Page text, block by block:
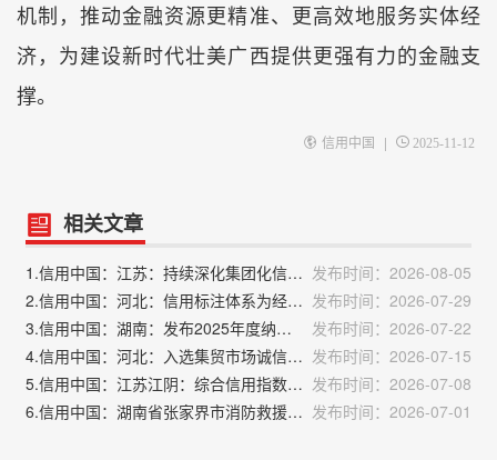
机制，推动金融资源更精准、更高效地服务实体经
济，为建设新时代壮美广西提供更强有力的金融支
撑。
信用中国 | 2025-11-12
相关文章
1.信用中国：江苏：持续深化集团化信用共建合作 推动大企业加强税务合规管理 发布时间：2026-08-05
2.信用中国：河北：信用标注体系为经营主体精准画像 赋能差异化监管 发布时间：2026-07-29
3.信用中国：湖南：发布2025年度纳税缴费信用评价结果
发布时间：2026-07-22
4.信用中国：河北：入选集贸市场诚信计量分级分类监管试点 发布时间：2026-07-15
5.信用中国：江苏江阴：综合信用指数创年度新高 发布时间：2026-07-08
6.信用中国：湖南省张家界市消防救援局：精准宣教强根基 信用赋能保平安 发布时间：2026-07-01